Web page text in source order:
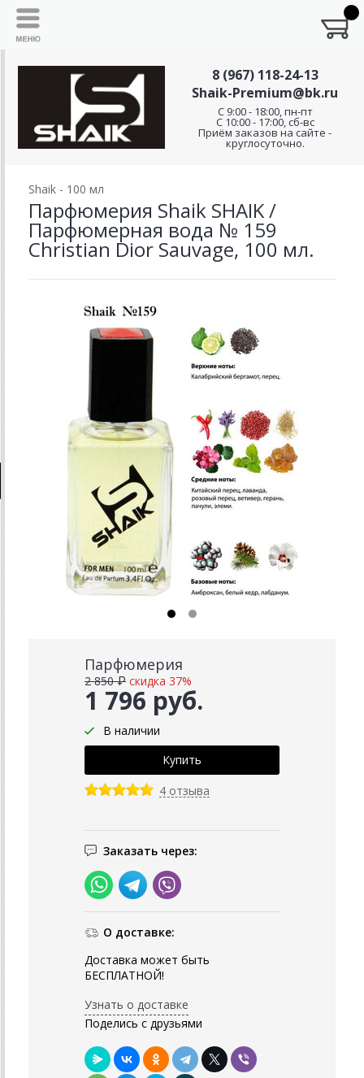
8 (967) 118-24-13
Shaik-Premium@bk.ru
C 9:00 - 18:00, пн-пт
С 10:00 - 17:00, сб-вс
Приём заказов на сайте -
круглосуточно.
Shaik - 100 мл
Парфюмерия Shaik SHAIK /
Парфюмерная вода № 159
Christian Dior Sauvage, 100 мл.
Парфюмерия
1 796 руб.
2 850 ₽ скидка 37%
В наличии
4 отзыва
Заказать через:
О доставке:
Доставка может быть
БЕСПЛАТНОЙ!
Узнать о доставке
Поделись с друзьями